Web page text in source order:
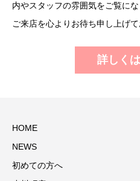
内やスタッフの雰囲気をご覧にな
ご来店を心よりお待ち申し上げて
詳しく
HOME
NEWS
初めての方へ